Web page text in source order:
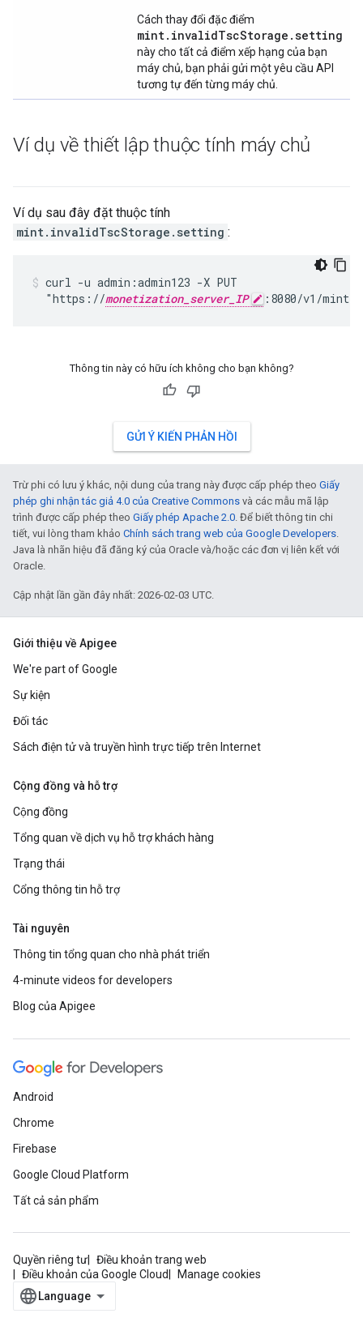
Cách thay đổi đặc điểm
mint.invalidTscStorage.setting
này cho tất cả điểm xếp hạng của bạn
máy chủ, bạn phải gửi một yêu cầu API
tương tự đến từng máy chủ.
Ví dụ về thiết lập thuộc tính máy chủ
Ví dụ sau đây đặt thuộc tính
mint.invalidTscStorage.setting :
curl -u admin:admin123 -X PUT
  "https://
monetization_server_IP :8080/v1/mint/
Thông tin này có hữu ích không cho bạn không?
GỬI Ý KIẾN PHẢN HỒI
Trừ phi có lưu ý khác, nội dung của trang này được cấp phép theo Giấy
phép ghi nhận tác giả 4.0 của Creative Commons và các mẫu mã lập
trình được cấp phép theo Giấy phép Apache 2.0. Để biết thông tin chi
tiết, vui lòng tham khảo Chính sách trang web của Google Developers.
Java là nhãn hiệu đã đăng ký của Oracle và/hoặc các đơn vị liên kết với
Oracle.
Cập nhật lần gần đây nhất: 2026-02-03 UTC.
Giới thiệu về Apigee
We're part of Google
Sự kiện
Đối tác
Sách điện tử và truyền hình trực tiếp trên Internet
Cộng đồng và hỗ trợ
Cộng đồng
Tổng quan về dịch vụ hỗ trợ khách hàng
Trạng thái
Cổng thông tin hỗ trợ
Tài nguyên
Thông tin tổng quan cho nhà phát triển
4-minute videos for developers
Blog của Apigee
Android
Chrome
Firebase
Google Cloud Platform
Tất cả sản phẩm
Quyền riêng tư
Điều khoản trang web
Điều khoản của Google Cloud
Manage cookies